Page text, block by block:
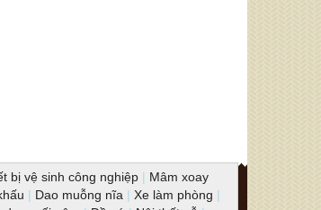
bị vệ sinh công nghiệp | Mâm xoay
| Dao muỗng nĩa | Xe làm phòng |